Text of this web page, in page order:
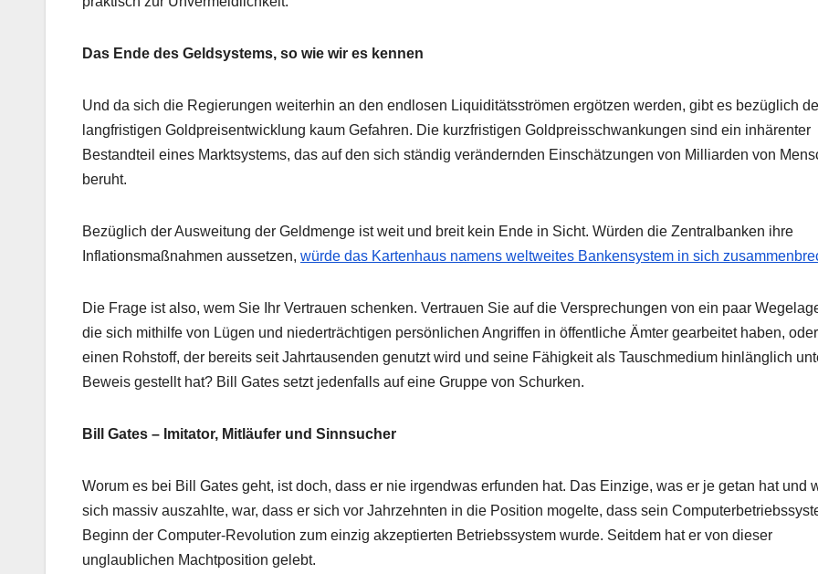
Das Ende des Geldsystems, so wie wir es kennen
Und da sich die Regierungen weiterhin an den endlosen Liquiditätsströmen ergötzen werden, gibt es bezüglich
langfristigen Goldpreisentwicklung kaum Gefahren. Die kurzfristigen Goldpreisschwankungen sind ein inhärenter
Bestandteil eines Marktsystems, das auf den sich ständig verändernden Einschätzungen von Milliarden von
beruht.
Bezüglich der Ausweitung der Geldmenge ist weit und breit kein Ende in Sicht. Würden die Zentralbanken ihre
Inflationsmaßnahmen aussetzen, würde das Kartenhaus namens weltweites Bankensystem in sich
Die Frage ist also, wem Sie Ihr Vertrauen schenken. Vertrauen Sie auf die Versprechungen von ein paar
die sich mithilfe von Lügen und niederträchtigen persönlichen Angriffen in öffentliche Ämter gearbeitet haben,
einen Rohstoff, der bereits seit Jahrtausenden genutzt wird und seine Fähigkeit als Tauschmedium hinlänglich
Beweis gestellt hat? Bill Gates setzt jedenfalls auf eine Gruppe von Schurken.
Bill Gates – Imitator, Mitläufer und Sinnsucher
Worum es bei Bill Gates geht, ist doch, dass er nie irgendwas erfunden hat. Das Einzige, was er je getan hat und
sich massiv auszahlte, war, dass er sich vor Jahrzehnten in die Position mogelte, dass sein
Beginn der Computer-Revolution zum einzig akzeptierten Betriebssystem wurde. Seitdem hat er von dieser
unglaublichen Machtposition gelebt.